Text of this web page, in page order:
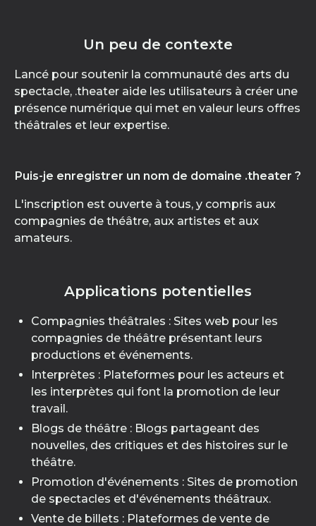
Un peu de contexte
Lancé pour soutenir la communauté des arts du
spectacle, .theater aide les utilisateurs à créer une
présence numérique qui met en valeur leurs offres
théâtrales et leur expertise.
Puis-je enregistrer un nom de domaine .theater ?
L'inscription est ouverte à tous, y compris aux
compagnies de théâtre, aux artistes et aux
amateurs.
Applications potentielles
Compagnies théâtrales : Sites web pour les
compagnies de théâtre présentant leurs
productions et événements.
Interprètes : Plateformes pour les acteurs et
les interprètes qui font la promotion de leur
travail.
Blogs de théâtre : Blogs partageant des
nouvelles, des critiques et des histoires sur le
théâtre.
Promotion d'événements : Sites de promotion
de spectacles et d'événements théâtraux.
Vente de billets : Plateformes de vente de